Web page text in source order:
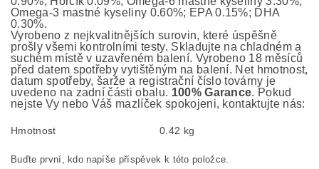
Omega-3 mastné kyseliny 0.60%; EPA 0.15%; DHA
0.30%.
Vyrobeno z nejkvalitnějších surovin, které úspěšně
prošly všemi kontrolními testy. Skladujte na chladném a
suchém místě v uzavřeném balení. Vyrobeno 18 měsíců
před datem spotřeby vytištěným na balení. Net hmotnost,
datum spotřeby, šarže a registrační číslo továrny je
uvedeno na zadní části obalu. 100% Garance. Pokud
nejste Vy nebo Váš mazlíček spokojeni, kontaktujte nás:
Hmotnost 0.42 kg
Buďte první, kdo napíše příspěvek k této položce.